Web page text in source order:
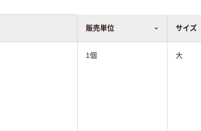
販売単位 サイズ
1個 大